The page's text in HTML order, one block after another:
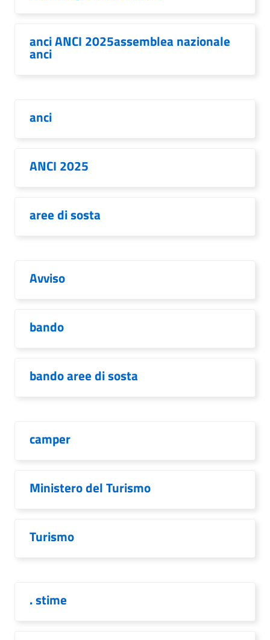
anci ANCI 2025assemblea nazionale
anci
anci
ANCI 2025
aree di sosta
Avviso
bando
bando aree di sosta
camper
Ministero del Turismo
Turismo
. stime